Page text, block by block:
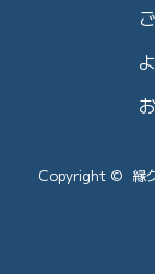
Copyright © 縁グ